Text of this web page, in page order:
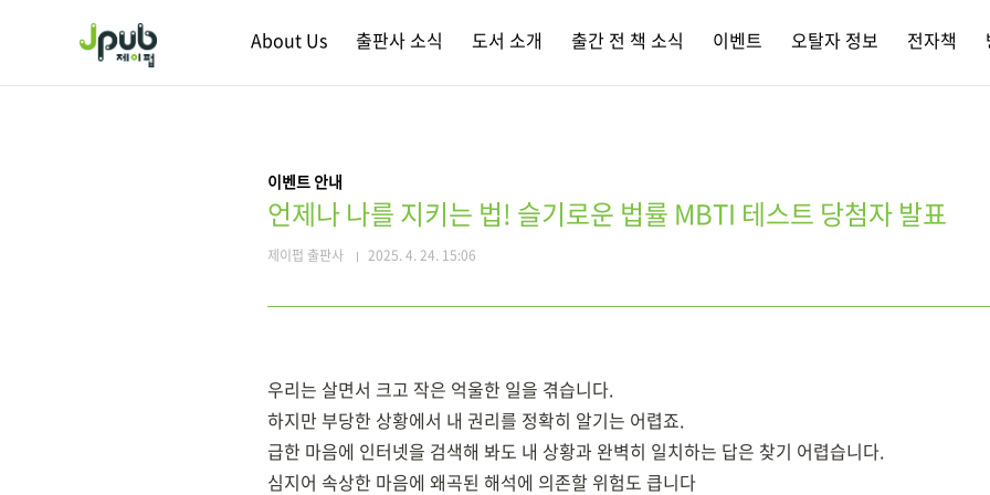
About Us 출판사 소식 도서 소개 출간 전 책 소식 이벤트 오탈자 정보 전자책
이벤트 안내
언제나 나를 지키는 법! 슬기로운 법률 MBTI 테스트 당첨자 발표
제이펍 출판사 2025. 4. 24. 15:06
우리는 살면서 크고 작은 억울한 일을 겪습니다.
하지만 부당한 상황에서 내 권리를 정확히 알기는 어렵죠.
급한 마음에 인터넷을 검색해 봐도 내 상황과 완벽히 일치하는 답은 찾기 어렵습니다.
심지어 속상한 마음에 왜곡된 해석에 의존할 위험도 큽니다